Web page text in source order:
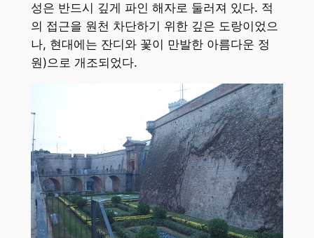
성은 반드시 깊게 파인 해자로 둘러져 있다. 적
의 접근을 원천 차단하기 위한 깊은 도랑이었으
나, 현대에는 잔디와 꽃이 만발한 아름다운 정
원)으로 개조되었다.